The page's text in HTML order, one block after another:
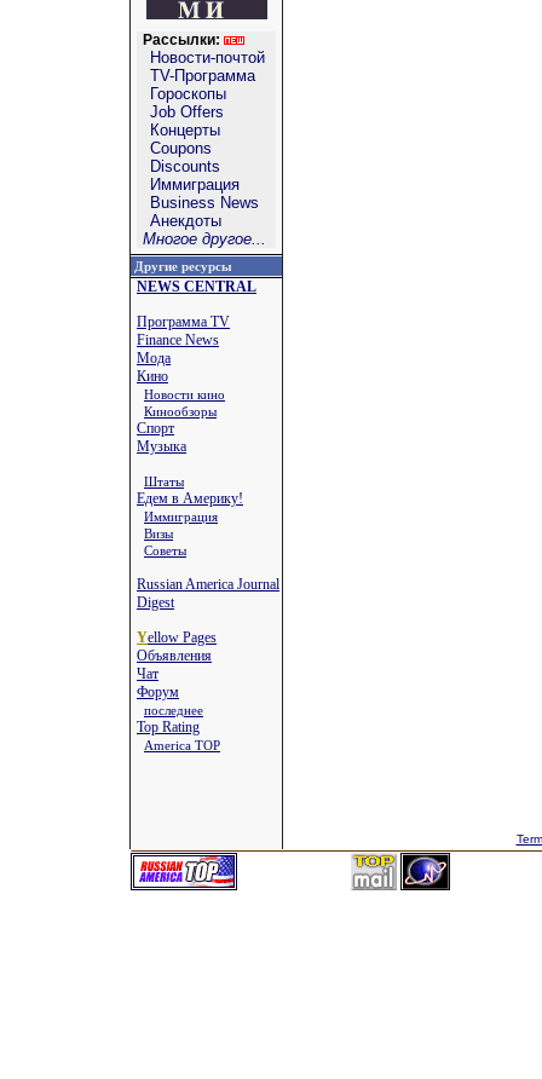
Рассылки:
Новости-почтой
TV-Программа
Гороскопы
Job Offers
Концерты
Coupons
Discounts
Иммиграция
Business News
Анекдоты
Многое другое...
Другие ресурсы
NEWS CENTRAL
Программа TV
Finance News
Мода
Кино
Новости кино
Кинообзоры
Спорт
Музыка
Штаты
Едем в Америку!
Иммиграция
Визы
Советы
Russian America Journal
Digest
Yellow Pages
Объявления
Чат
Форум
последнее
Top Rating
America TOP